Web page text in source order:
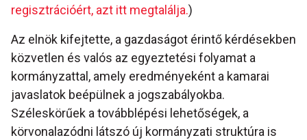
regisztrációért, azt itt megtalálja.)
Az elnök kifejtette, a gazdaságot érintő kérdésekben
közvetlen és valós az egyeztetési folyamat a
kormányzattal, amely eredményeként a kamarai
javaslatok beépülnek a jogszabályokba.
Széleskörűek a továbblépési lehetőségek, a
körvonalazódni látszó új kormányzati struktúra is